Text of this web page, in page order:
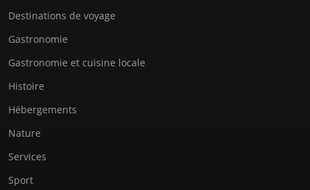
Destinations de voyage
Gastronomie
Gastronomie et cuisine locale
Histoire
Hébergements
Nature
Services
Sport